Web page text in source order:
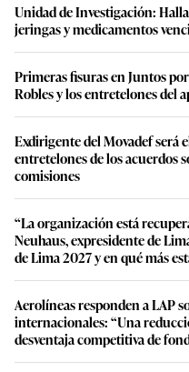
Unidad de Investigación:
jeringas y medicamentos
Primeras fisuras en Juntos
Robles y los entretelones del
Exdirigente del Movadef será
entretelones de los acuerdos
comisiones
“La organización está
Neuhaus, expresidente de
de Lima 2027 y en qué más
Aerolíneas responden a LAP
internacionales: “Una
desventaja competitiva de